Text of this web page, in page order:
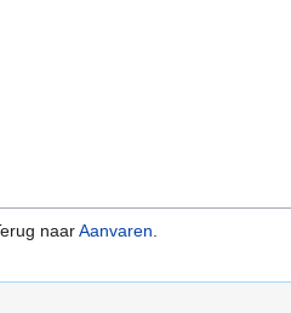
naarAanvaren